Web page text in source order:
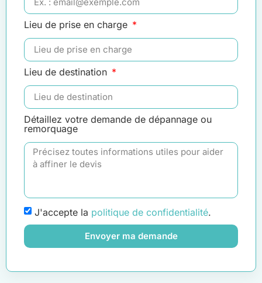
Lieu de prise en charge
Lieu de destination
Détaillez votre demande de dépannage ou
remorquage
J'accepte la politique de confidentialité.
Envoyer ma demande